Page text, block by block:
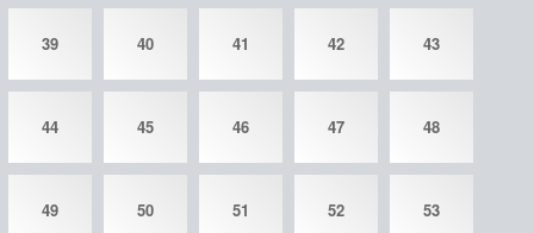
39 40 41 42 43
44 45 46 47 48
49 50 51 52 53